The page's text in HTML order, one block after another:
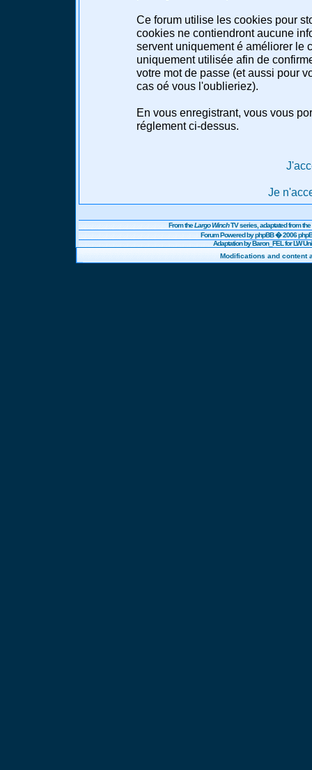
Ce forum utilise les cookies pour
cookies ne contiendront aucune
servent uniquement é améliorer le
uniquement utilisée afin de
votre mot de passe (et aussi pour
cas oé vous l'oublieriez).
En vous enregistrant, vous vous
réglement ci-dessus.
Je
From theLargo WinchTV series, adaptated from
Forum Powered byphpBB� 2006
Adaptation by Baron_FEL for LW
Modifications and content